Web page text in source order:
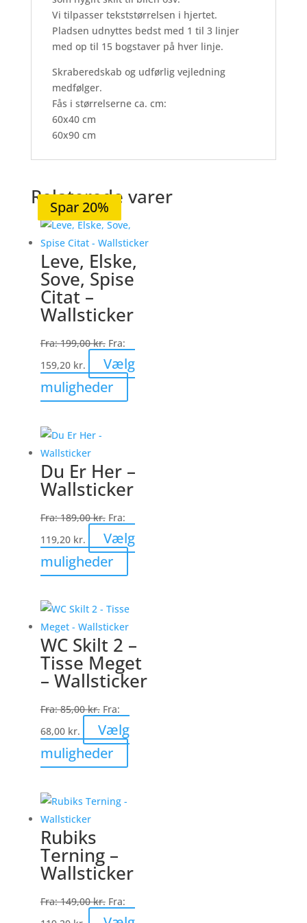
Vi tilpasser tekststørrelsen i hjertet.
Pladsen udnyttes bedst med 1 til 3 linjer
med op til 15 bogstaver på hver linje.
Skraberedskab og udførlig vejledning
medfølger.
Fås i størrelserne ca. cm:
60x40 cm
60x90 cm
Relaterede varer
Spar 20%
Leve, Elske,
Sove, Spise
Citat –
Wallsticker
Fra:199,00kr. Fra:
159,20 kr.
Vælg
muligheder
vare
Mulighederne
kan
på
varesiden
Spar 36%
Du Er Her –
Wallsticker
Fra:189,00kr. Fra:
119,20 kr.
Vælg
muligheder
vare
flere
varianter.
Mulighederne
kan
vælges
varesiden
Spar 20%
WC Skilt 2 –
Tisse Meget
– Wallsticker
Fra:85,00kr. Fra:
68,00 kr.
Vælg
muligheder
vare
vælges
varesiden
Spar 20%
Rubiks
Terning –
Wallsticker
Fra:149,00kr. Fra:
Spar 20%